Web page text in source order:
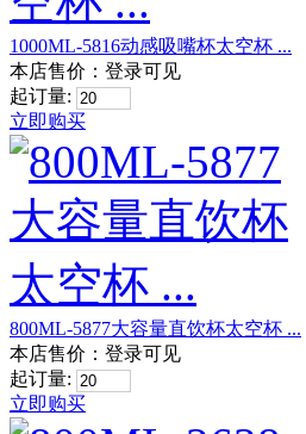
1000ML-5816动感吸嘴杯太空杯 ...
本店售价： 登录可见
起订量:
立即购买
800ML-5877大容量直饮杯太空杯 ...
本店售价： 登录可见
起订量:
立即购买